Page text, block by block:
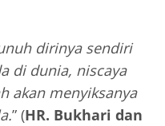
dirinya sendiri
di dunia, niscaya
akan menyiksanya
” (HR. Bukhari dan